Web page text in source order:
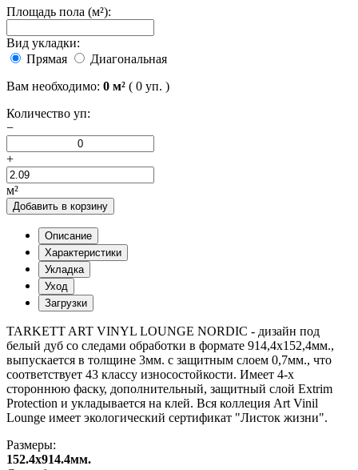
Площадь пола (м²):
Вид укладки:
Прямая
Диагональная
Вам необходимо: 0 м² ( 0 уп. )
Количество уп:
−
+
м²
Добавить в корзину
Описание
Характеристики
Укладка
Уход
Загрузки
TARKETT ART VINYL LOUNGE NORDIC - дизайн под
белый дуб со следами обработки в формате 914,4х152,4мм.,
выпускается в толщине 3мм. с защитным слоем 0,7мм., что
соответствует 43 классу износостойкости. Имеет 4-х
стороннюю фаску, дополнительный, защитный слой Extrim
Protection и укладывается на клей. Вся коллеция Art Vinil
Lounge имеет экологический сертификат "Листок жизни".
Размеры:
152.4x914.4мм.